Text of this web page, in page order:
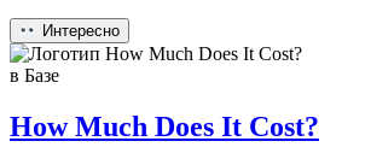
Интересно
в Базе
How Much Does It Cost?